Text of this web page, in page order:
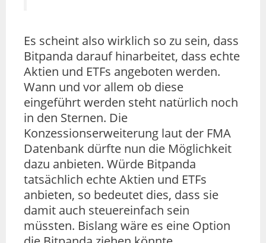
Es scheint also wirklich so zu sein, dass
Bitpanda darauf hinarbeitet, dass echte
Aktien und ETFs angeboten werden.
Wann und vor allem ob diese
eingeführt werden steht natürlich noch
in den Sternen. Die
Konzessionserweiterung laut der FMA
Datenbank dürfte nun die Möglichkeit
dazu anbieten. Würde Bitpanda
tatsächlich echte Aktien und ETFs
anbieten, so bedeutet dies, dass sie
damit auch steuereinfach sein
müssten. Bislang wäre es eine Option